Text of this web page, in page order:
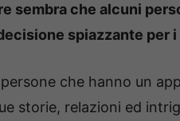
sembra che alcuni
spiazzante per i
che hanno un
storie, relazioni ed